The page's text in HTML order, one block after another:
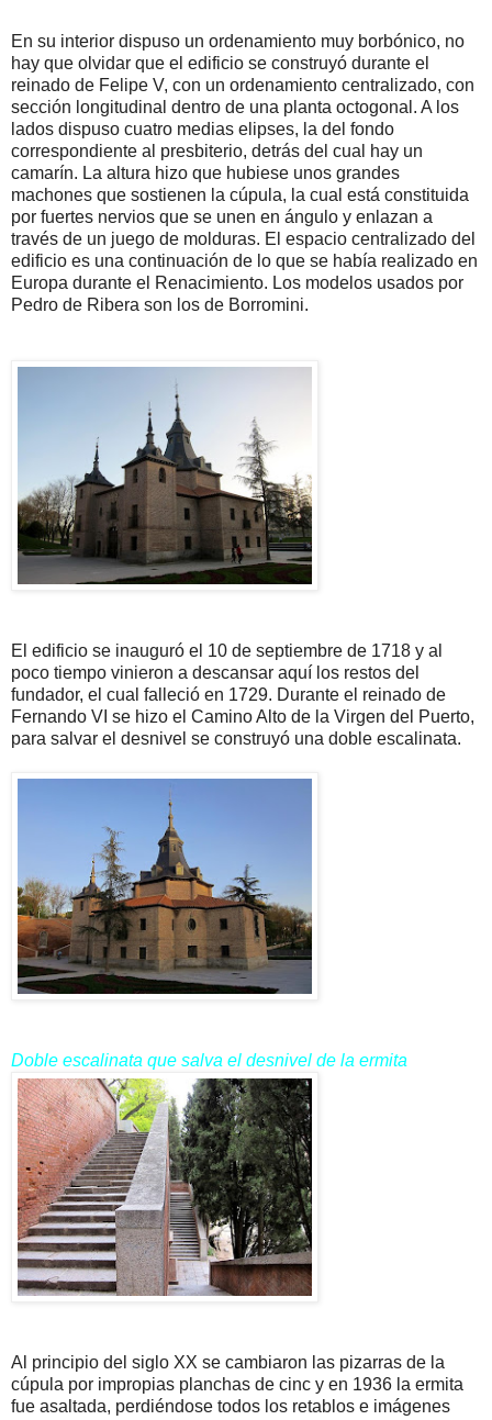
En su interior dispuso un ordenamiento muy borbónico, no
hay que olvidar que el edificio se construyó durante el
reinado de Felipe V, con un ordenamiento centralizado, con
sección longitudinal dentro de una planta octogonal. A los
lados dispuso cuatro medias elipses, la del fondo
correspondiente al presbiterio, detrás del cual hay un
camarín. La altura hizo que hubiese unos grandes
machones que sostienen la cúpula, la cual está constituida
por fuertes nervios que se unen en ángulo y enlazan a
través de un juego de molduras. El espacio centralizado del
edificio es una continuación de lo que se había realizado en
Europa durante el Renacimiento. Los modelos usados por
Pedro de Ribera son los de Borromini.
El edificio se inauguró el 10 de septiembre de 1718 y al
poco tiempo vinieron a descansar aquí los restos del
fundador, el cual falleció en 1729. Durante el reinado de
Fernando VI se hizo el Camino Alto de la Virgen del Puerto,
para salvar el desnivel se construyó una doble escalinata.
Doble escalinata que salva el desnivel de la ermita
Al principio del siglo XX se cambiaron las pizarras de la
cúpula por impropias planchas de cinc y en 1936 la ermita
fue asaltada, perdiéndose todos los retablos e imágenes